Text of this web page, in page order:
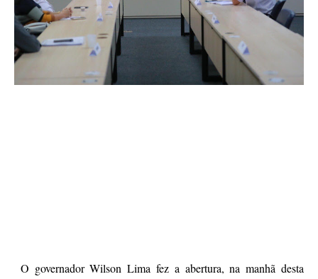
O governador Wilson Lima fez a abertura, na manhã desta